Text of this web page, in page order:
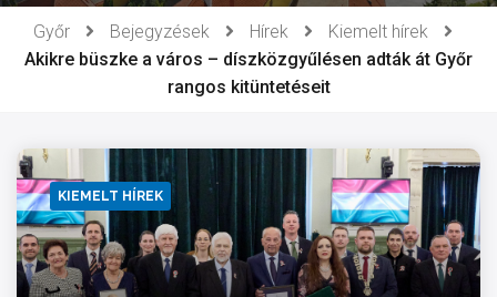
Győr Bejegyzések Hírek
Kiemelt hírek
Akikre büszke a város – díszközgyűlésen adták át Győr
rangos kitüntetéseit
KIEMELT HÍREK